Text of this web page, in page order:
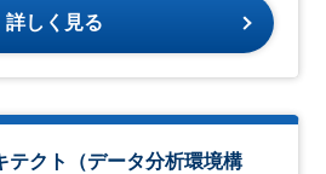
詳しく見る
テクト（データ分析環境構